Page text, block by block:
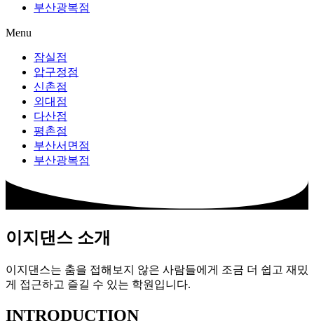
부산광복점
Menu
잠실점
압구정점
신촌점
외대점
다산점
평촌점
부산서면점
부산광복점
이지댄스 소개
이지댄스는 춤을 접해보지 않은 사람들에게 조금 더 쉽고 재밌
게 접근하고 즐길 수 있는 학원입니다.
INTRODUCTION